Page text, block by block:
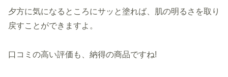
夕方に気になるところにサッと塗れば、肌の明るさを取り
戻すことができますよ。
口コミの高い評価も、納得の商品ですね!